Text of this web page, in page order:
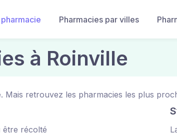
Pharmacies par villes
à Roinville
Mais retrouvez les pharmacies les plus
être récolté